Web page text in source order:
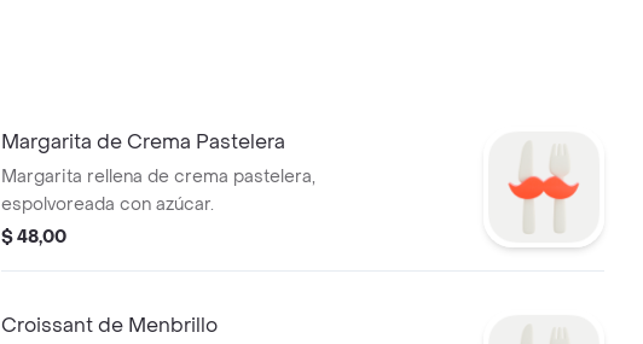
Margarita de Crema Pastelera
Margarita rellena de crema pastelera,
espolvoreada con azúcar.
$ 48,00
Croissant de Menbrillo